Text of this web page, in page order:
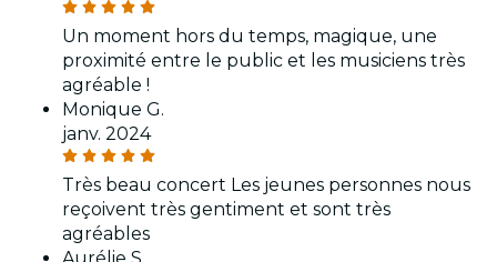
Un moment hors du temps, magique, une
proximité entre le public et les musiciens très
agréable !
Monique G.
janv. 2024
Très beau concert Les jeunes personnes nous
reçoivent très gentiment et sont très
agréables